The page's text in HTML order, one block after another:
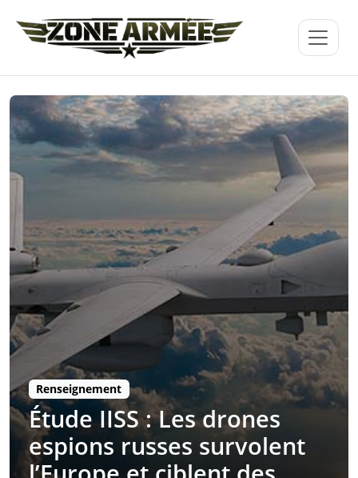
Renseignement
Étude IISS : Les drones
espions russes survolent